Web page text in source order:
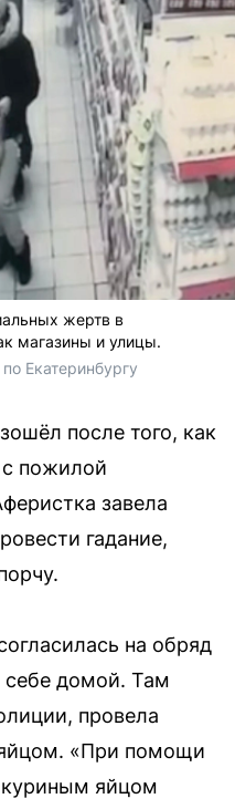
жертв в
магазины и улицы.
Екатеринбургу
после того, как
пожилой
завела
гадание,
на обряд
себе домой. Там
провела
«При помощи
куриным яйцом